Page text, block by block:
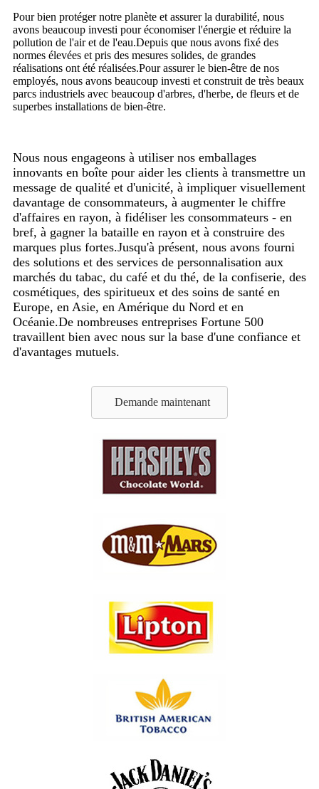
Pour bien protéger notre planète et assurer la durabilité, nous
avons beaucoup investi pour économiser l'énergie et réduire la
pollution de l'air et de l'eau.Depuis que nous avons fixé des
normes élevées et pris des mesures solides, de grandes
réalisations ont été réalisées.Pour assurer le bien-être de nos
employés, nous avons beaucoup investi et construit de très beaux
parcs industriels avec beaucoup d'arbres, d'herbe, de fleurs et de
superbes installations de bien-être.
Nous nous engageons à utiliser nos emballages
innovants en boîte pour aider les clients à transmettre un
message de qualité et d'unicité, à impliquer visuellement
davantage de consommateurs, à augmenter le chiffre
d'affaires en rayon, à fidéliser les consommateurs - en
bref, à gagner la bataille en rayon et à construire des
marques plus fortes.Jusqu'à présent, nous avons fourni
des solutions et des services de personnalisation aux
marchés du tabac, du café et du thé, de la confiserie, des
cosmétiques, des spiritueux et des soins de santé en
Europe, en Asie, en Amérique du Nord et en
Océanie.De nombreuses entreprises Fortune 500
travaillent bien avec nous sur la base d'une confiance et
d'avantages mutuels.
Demande maintenant